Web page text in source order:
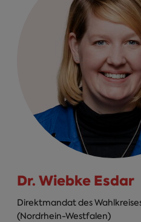
Dr. Wiebke Esdar
Direktmandat des
(Nordrhein-Westfalen)